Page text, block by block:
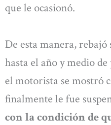
que le ocasionó.
De esta manera,
hasta el año y medio
el motorista se mostró
finalmente le fue
con la condición de